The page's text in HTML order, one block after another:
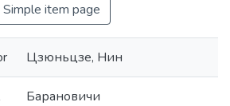
Simple item page
Цзюньцзе, Нин
Барановичи